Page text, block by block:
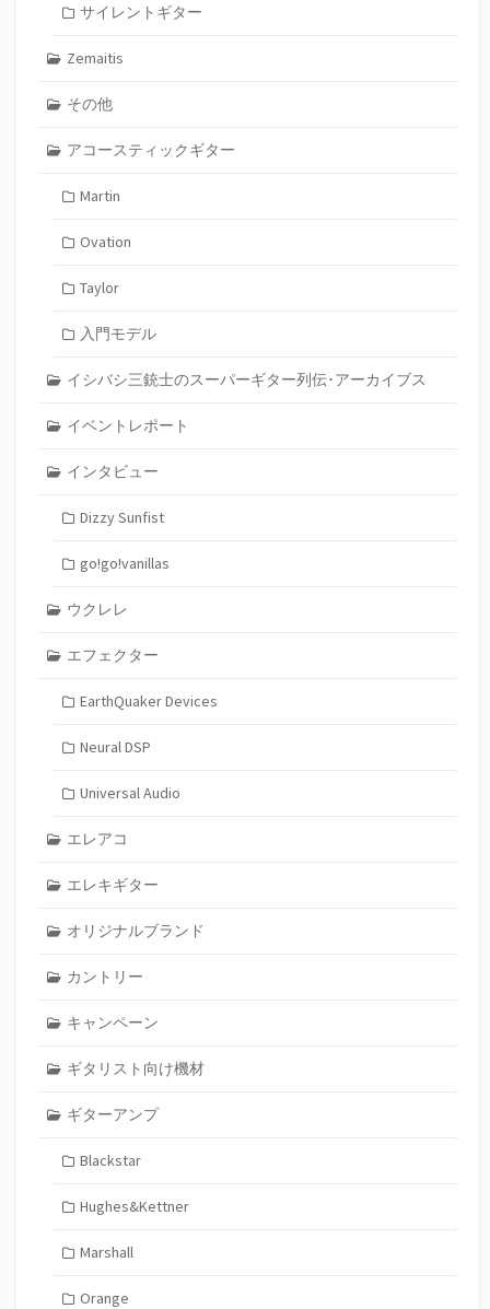
サイレントギター
Zemaitis
その他
アコースティックギター
Martin
Ovation
Taylor
入門モデル
イシバシ三銃士のスーパーギター列伝･アーカイブス
イベントレポート
インタビュー
Dizzy Sunfist
go!go!vanillas
ウクレレ
エフェクター
EarthQuaker Devices
Neural DSP
Universal Audio
エレアコ
エレキギター
オリジナルブランド
カントリー
キャンペーン
ギタリスト向け機材
ギターアンプ
Blackstar
Hughes&Kettner
Marshall
Orange